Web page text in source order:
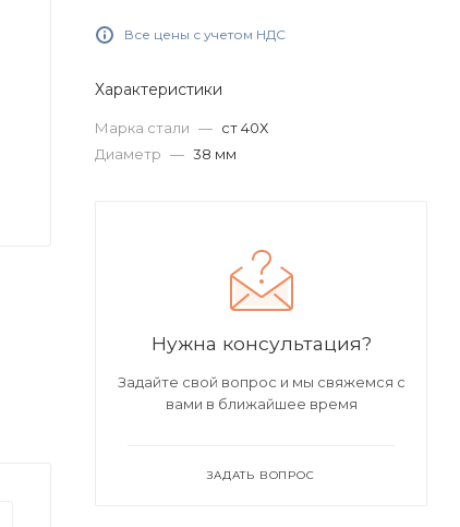
Все цены с учетом НДС
Характеристики
Марка стали — ст 40Х
Диаметр — 38 мм
Нужна консультация?
Задайте свой вопрос и мы свяжемся с
вами в ближайшее время
ЗАДАТЬ ВОПРОС